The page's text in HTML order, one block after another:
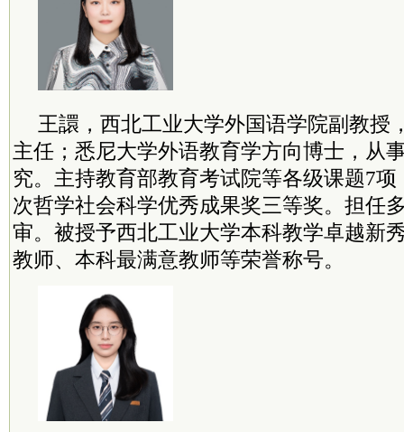
王譞，西北工业大学外国语学院副教授
主任；悉尼大学外语教育学方向博士，从
究。主持教育部教育考试院等各级课题7
次哲学社会科学优秀成果奖三等奖。担任
审。被授予西北工业大学本科教学卓越新
教师、本科最满意教师等荣誉称号。